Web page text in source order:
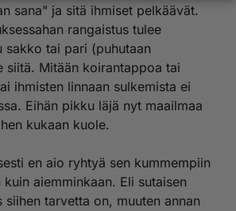
sana" ja sitä ihmiset pelkäävät.
rangaistus tulee
sakko tai pari (puhutaan
siitä. Mitään koirantappoa tai
ihmisten linnaan sulkemista ei
Eihän pikku läjä nyt maailmaa
kukaan kuole.
en aio ryhtyä sen kummempiin
aiemminkaan. Eli sutaisen
tarvetta on, muuten annan